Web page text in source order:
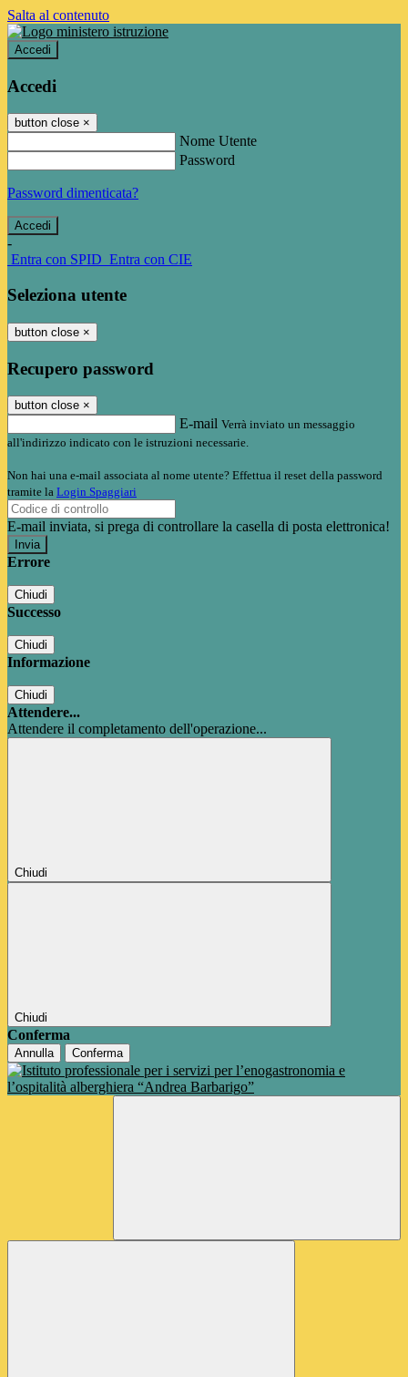
Salta al contenuto
Accedi
Accedi
button close ×
Nome Utente
Password
Password dimenticata?
-
Entra con SPID Entra con CIE
Seleziona utente
button close ×
Recupero password
button close ×
E-mail Verrà inviato un messaggio
all'indirizzo indicato con le istruzioni necessarie.
Non hai una e-mail associata al nome utente? Effettua il reset della password
tramite la Login Spaggiari
E-mail inviata, si prega di controllare la casella di posta elettronica!
Errore
Chiudi
Successo
Chiudi
Informazione
Chiudi
Attendere...
Attendere il completamento dell'operazione...
Chiudi
Chiudi
Conferma
Annulla Conferma